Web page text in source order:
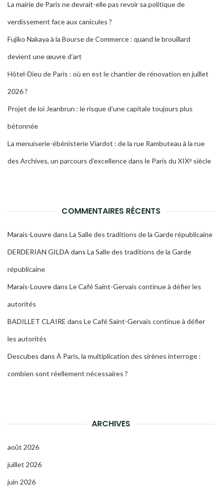
La mairie de Paris ne devrait-elle pas revoir sa politique de
verdissement face aux canicules ?
Fujiko Nakaya à la Bourse de Commerce : quand le brouillard
devient une œuvre d’art
Hôtel-Dieu de Paris : où en est le chantier de rénovation en juillet
2026 ?
Projet de loi Jeanbrun : le risque d’une capitale toujours plus
bétonnée
La menuiserie-ébénisterie Viardot : de la rue Rambuteau à la rue
des Archives, un parcours d’excellence dans le Paris du XIXᵉ siècle
COMMENTAIRES RÉCENTS
Marais-Louvredans La Salle des traditions de la Garde républicaine
DERDERIAN GILDA dans La Salle des traditions de la Garde
républicaine
Marais-Louvredans Le Café Saint-Gervais continue à défier les
autorités
BADILLET CLAIRE dans Le Café Saint-Gervais continue à défier
les autorités
Descubes dans À Paris, la multiplication des sirènes interroge :
combien sont réellement nécessaires ?
ARCHIVES
août 2026
juillet 2026
juin 2026